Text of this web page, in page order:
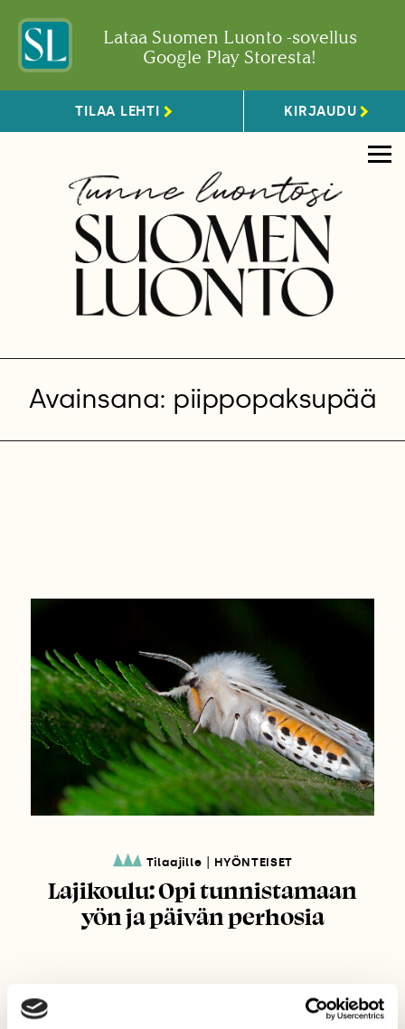
Lataa Suomen Luonto -sovellus
Google Play Storesta!
TILAA LEHTI KIRJAUDU
Avainsana: piippopaksupää
Tilaajille HYÖNTEISET
Lajikoulu: Opi tunnistamaan
yön ja päivän perhosia